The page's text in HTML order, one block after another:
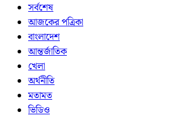
সর্বশেষ
আজকের পত্রিকা
বাংলাদেশ
আন্তর্জাতিক
খেলা
অর্থনীতি
মতামত
ভিডিও